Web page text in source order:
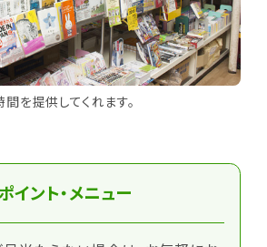
を提供してくれます。
イント・メニュー